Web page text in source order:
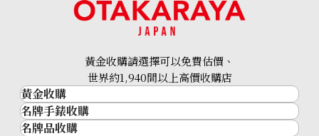
黃金收購請選擇可以免費估價、
世界約1,940間以上高價收購店
黃金收購
黃金･金條
金條
名牌手錶收購
名牌手錶收購
名牌品收購